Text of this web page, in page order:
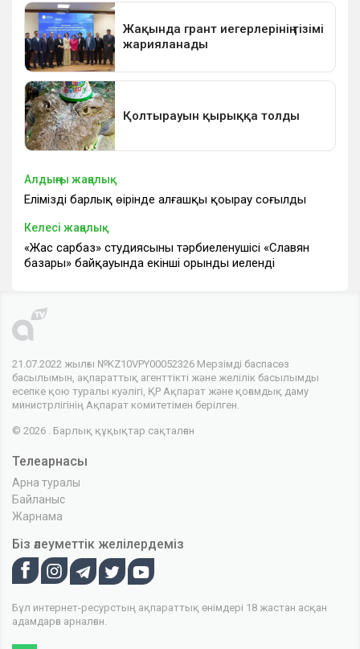
Алдыңғы жаңалық
Еліміздің барлық өңірінде алғашқы қоңырау соғылды
Келесі жаңалық
«Жас сарбаз» студиясының тәрбиеленушісі «Славян
базары» байқауында екінші орынды иеленді
21.07.2022 жылғы №KZ10VPY00052326 Мерзімді баспасөз
басылымын, ақпараттық агенттікті және желілік басылымды
есепке қою туралы куәлігі, ҚР Ақпарат және қоғамдық даму
министрлігінің Ақпарат комитетімен берілген.
© 2026 . Барлық құқықтар сақталған
Телеарнасы
Арна туралы
Байланыс
Жарнама
Біз әлеуметтік желілердеміз
Бұл интернет-ресурстың ақпараттық өнімдері 18 жастан асқан
адамдарға арналған.